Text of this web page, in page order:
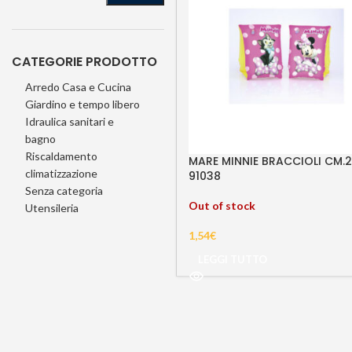
CATEGORIE PRODOTTO
Arredo Casa e Cucina
Giardino e tempo libero
Idraulica sanitari e
bagno
Riscaldamento
climatizzazione
Senza categoria
Utensileria
MARE MINNIE BRACCIOLI
91038
Out of stock
1,54€